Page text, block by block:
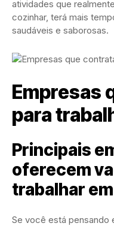
atividades que
cozinhar, terá mais
saudáveis e saborosas.
Empresas
para
Principais
oferecem
trabalhar
Se você está pensando